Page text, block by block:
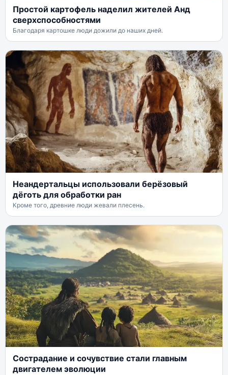
Простой картофель наделил жителей Анд
сверхспособностями
Благодаря картошке люди дожили до наших дней.
Неандертальцы использовали берёзовый
дёготь для обработки ран
Кроме того, древние люди жевали плесень.
Сострадание и сочувствие стали главным
двигателем эволюции